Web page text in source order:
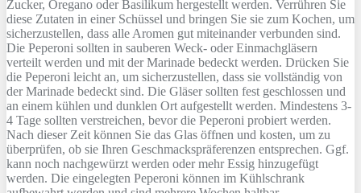
Zucker, Oregano oder Basilikum hergestellt werden. Verrühren Sie
diese Zutaten in einer Schüssel und bringen Sie sie zum Kochen, um
sicherzustellen, dass alle Aromen gut miteinander verbunden sind.
Die Peperoni sollten in sauberen Weck- oder Einmachgläsern
verteilt werden und mit der Marinade bedeckt werden. Drücken Sie
die Peperoni leicht an, um sicherzustellen, dass sie vollständig von
der Marinade bedeckt sind. Die Gläser sollten fest geschlossen und
an einem kühlen und dunklen Ort aufgestellt werden. Mindestens 3-
4 Tage sollten verstreichen, bevor die Peperoni probiert werden.
Nach dieser Zeit können Sie das Glas öffnen und kosten, um zu
überprüfen, ob sie Ihren Geschmackspräferenzen entsprechen. Ggf.
kann noch nachgewürzt werden oder mehr Essig hinzugefügt
werden. Die eingelegten Peperoni können im Kühlschrank